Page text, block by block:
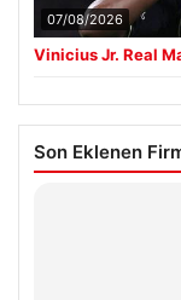
07/08/2026
Vinicius Jr. Real
Son Eklenen